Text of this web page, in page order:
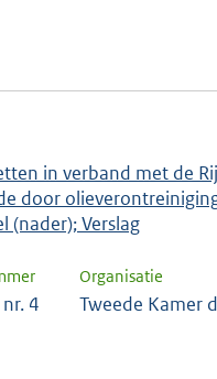
in verband met de
door
(nader); Verslag
4
Organisatie
Tweede Kamer